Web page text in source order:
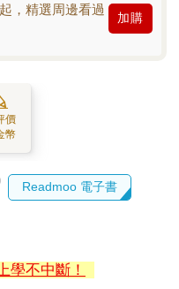
，精選周邊看過
加購
價
幣
Readmoo 電子書
學不中斷！